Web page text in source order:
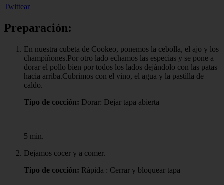
Twittear
Preparación:
En nuestra cubeta de Cookeo, ponemos la cebolla, el ajo y los
champiñones.Por otro lado echamos las especias y se pone a
dorar el pollo bien por todos los lados dejándolo con las patas
hacia arriba.Cubrimos con el vino, el agua y la pastilla de
caldo.
Tipo de cocción: Dorar: Dejar tapa abierta
5 min.
Dejamos cocer y a comer.
Tipo de cocción: Rápida : Cerrar y bloquear tapa